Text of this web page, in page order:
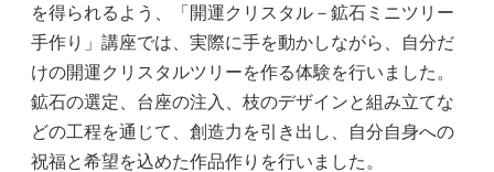
を得られるよう、「開運クリスタル－鉱石ミニツリー
手作り」講座では、実際に手を動かしながら、自分だ
けの開運クリスタルツリーを作る体験を行いました。
鉱石の選定、台座の注入、枝のデザインと組み立てな
どの工程を通じて、創造力を引き出し、自分自身への
祝福と希望を込めた作品作りを行いました。